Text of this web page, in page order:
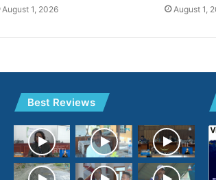
August 1, 2026 August 1,
Best Reviews